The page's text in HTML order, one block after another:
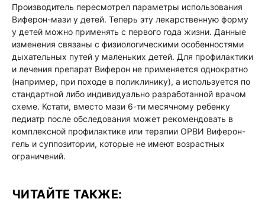
Производитель пересмотрел параметры использования
Виферон-мази у детей. Теперь эту лекарственную форму
у детей можно применять с первого года жизни. Данные
изменения связаны с физиологическими особенностями
дыхательных путей у маленьких детей. Для профилактики
и лечения препарат Виферон не применяется однократно
(например, при походе в поликлинику), а используется по
стандартной либо индивидуально разработанной врачом
схеме. Кстати, вместо мази 6-ти месячному ребенку
педиатр после обследования может рекомендовать в
комплексной профилактике или терапии ОРВИ Виферон-
гель и суппозитории, которые не имеют возрастных
ограничений.
ЧИТАЙТЕ ТАКЖЕ: